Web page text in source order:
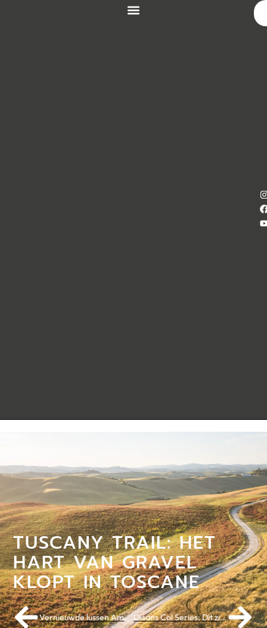
TUSCANY TRAIL: HET
HART VAN GRAVEL
KLOPT IN TOSCANE
Vernieuwde lussen Amstel Gold Race 365: vier keer avontuur door Zuid-Limburg Oisans Col Series: Dit zijn de 9 opties om autovrij de tourcols op te fietsen